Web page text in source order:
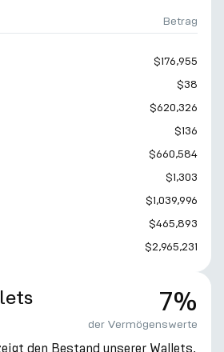
Betrag
$176,955
$38
$620,326
$136
$660,584
$1,303
$1,039,996
$465,893
$2,965,231
7%
der Vermögenswerte
den Bestand unserer Wallets,